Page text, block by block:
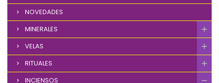
NOVEDADES
MINERALES
VELAS
RITUALES
INCIENSOS